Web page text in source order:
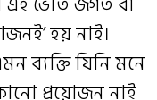
হয় নাই।
ব্যক্তি যিনি মনে
প্রয়োজন নাই